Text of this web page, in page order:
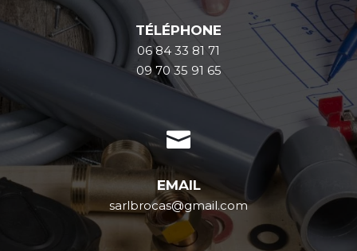
TÉLÉPHONE
06 84 33 81 71
09 70 35 91 65

EMAIL
sarlbrocas@gmail.com